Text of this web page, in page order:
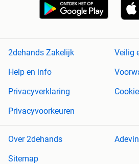
2dehands Zakelijk
Veilig
Help en info
Privacyverklaring
Privacyvoorkeuren
Over 2dehands
Sitemap